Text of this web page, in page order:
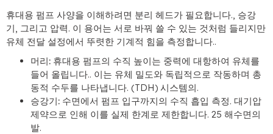
휴대용 펌프 사양을 이해하려면 분리 헤드가 필요합니다., 승강
기, 그리고 압력. 이 용어는 서로 바꿔 쓸 수 있는 것처럼 들리지만
유체 전달 설정에서 뚜렷한 기계적 힘을 측정합니다..
머리: 휴대용 펌프의 수직 높이는 중력에 대항하여 유체를
들어 올립니다.. 이는 유체 밀도와 독립적으로 작동하며 총
동적 수두를 나타냅니다. (TDH) 시스템의.
승강기: 수면에서 펌프 입구까지의 수직 흡입 측정. 대기압
제약으로 인해 이를 실제 한계로 제한합니다. 25 해수면의
발.